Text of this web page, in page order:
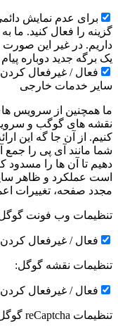
برای عدم نمایش
داریم. در غیر این صورت
یک برگه جدید دوباره
فعال / غیرفعال
سایر خدمات خارجی
ما همچنین از سرویس
نقشه های گوگب و
کنیم. از آن جا گه این
شما مانند آی پی را جمع
دهیم تا آن ها را مسدود
است عملکرد و ظاهر
مجدد صفحه، تغییرات
تنظیمات وب فونت
فعال / غیرفعال
تنظیمات نقشه گوگل:
فعال / غیرفعال
تنظیمات reCaptcha گوگل: